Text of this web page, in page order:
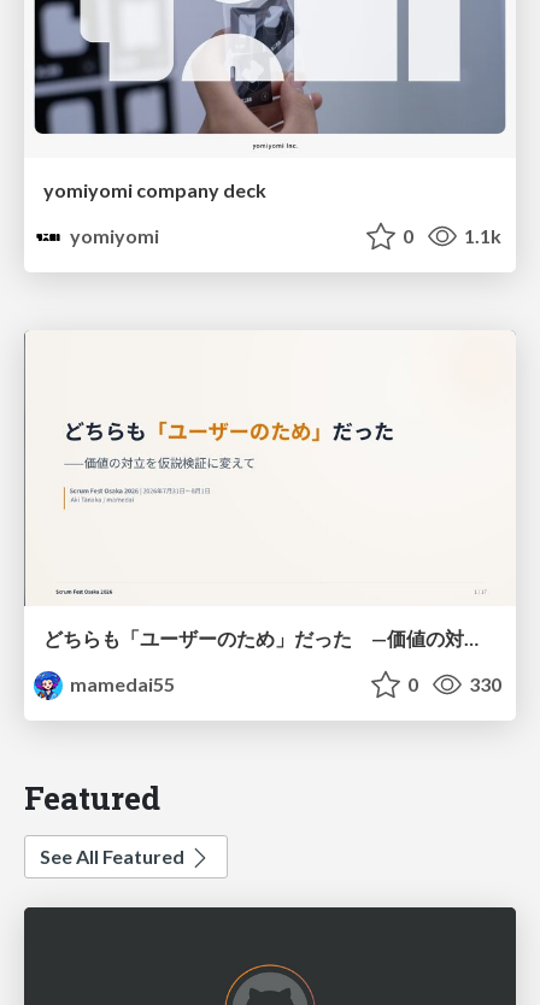
yomiyomi company deck
yomiyomi
0 1.1k
どちらも「ユーザーのため」だった —価値の対立を仮説検証に変えて #Scrumfest Osaka 2026
mamedai55
0 330
Featured
See All Featured